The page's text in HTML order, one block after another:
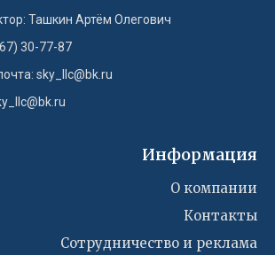
Ташкин Артём Олегович
30-77-87
sky_llc@bk.ru
Информация
О компании
Контакты
Сотрудничество и реклама